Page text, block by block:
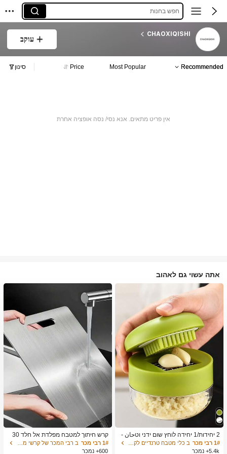
חפש בחנות
CHAOXIQISHI
עוקב
Recommended
Most Popular
Price סינון
אין פריט מתאים. אנא נסי/ נסה אופציה אחרת
אתה עשוי גם לאהוב
2 יחידות/1 יחידה לוחץ שום ידני וטحان -
כלי מטבח רב-תכליתי, ניתן להשתמש לקי
צוץ, פריסה וטחינה, מתאים לבית, מסעד
1# רבי מכר
5.4k+ נמכר
קרש חיתוך למטבח מפלדת אל חלד 30
4, מתאים לחיתוך בשר, פירות וירקות, קל
לניקוי, לבישול ביתי
1# רבי מכר
600+ נמכר